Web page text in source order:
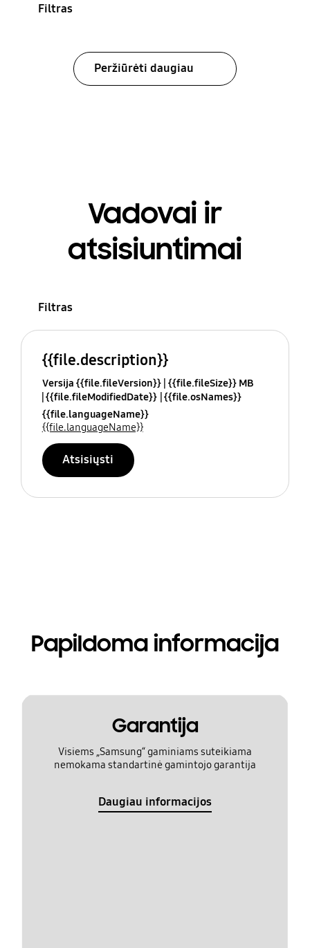
Filtras
Peržiūrėti daugiau
Vadovai ir
atsisiuntimai
Filtras
{{file.description}}
Versija {{file.fileVersion}} {{file.fileSize}} MB
{{file.fileModifiedDate}} {{file.osNames}}
{{file.languageName}}
{{file.languageName}}
Atsisiųsti
Papildoma informacija
Garantija
Visiems „Samsung“ gaminiams suteikiama
nemokama standartinė gamintojo garantija
Daugiau informacijos